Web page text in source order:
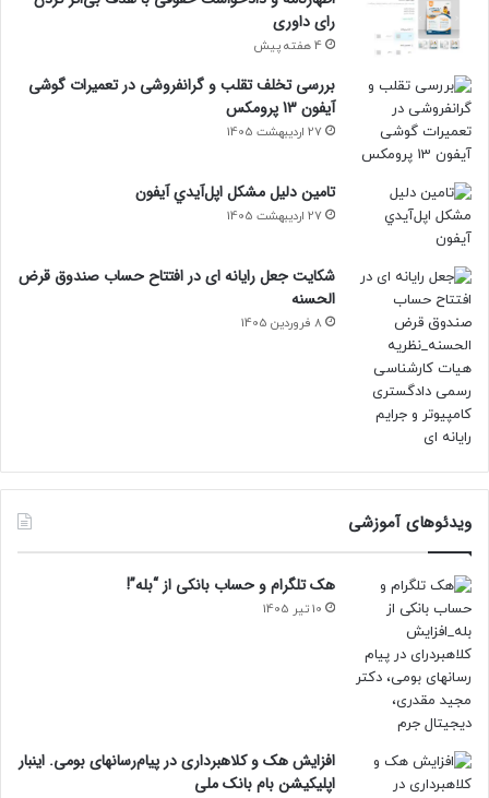
رای داوری
4 هفته پیش
بررسی تخلف تقلب و گرانفروشی در تعمیرات گوشی
آیفون 13 پرومکس
27 اردیبهشت 1405
تامين دليل مشکل اپل‌آيدي آيفون
27 اردیبهشت 1405
شکایت جعل رایانه ای در افتتاح حساب صندوق قرض
الحسنه
8 فروردین 1405
ویدئوهای آموزشی
هک تلگرام و حساب بانکی از “بله”!
10 تیر 1405
افزایش هک و کلاهبرداری در پیام‌رسانهای بومی. اینبار
اپلیکیشن بام‌ بانک ملی